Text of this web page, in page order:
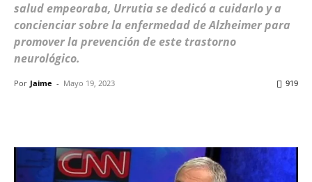
salud empeoraba, Urrutia se dedicó a cuidarlo y a
concienciar sobre la enfermedad de Alzheimer para
promover la prevención de este trastorno
neurológico.
Por Jaime - Mayo 19, 2023 919